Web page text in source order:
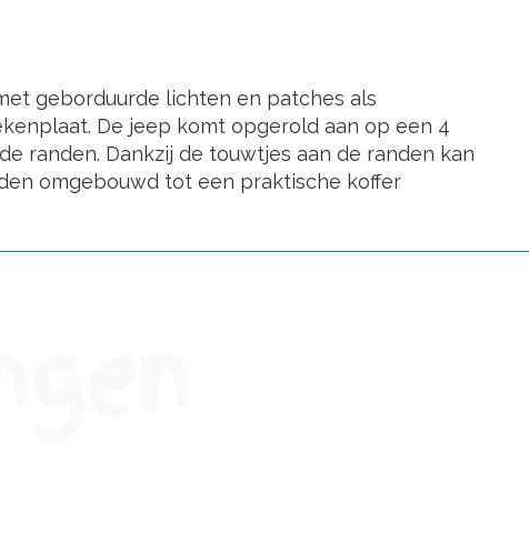
geborduurde lichten en patches als
De jeep komt opgerold aan op een 4
randen. Dankzij de touwtjes aan de randen kan
omgebouwd tot een praktische koffer